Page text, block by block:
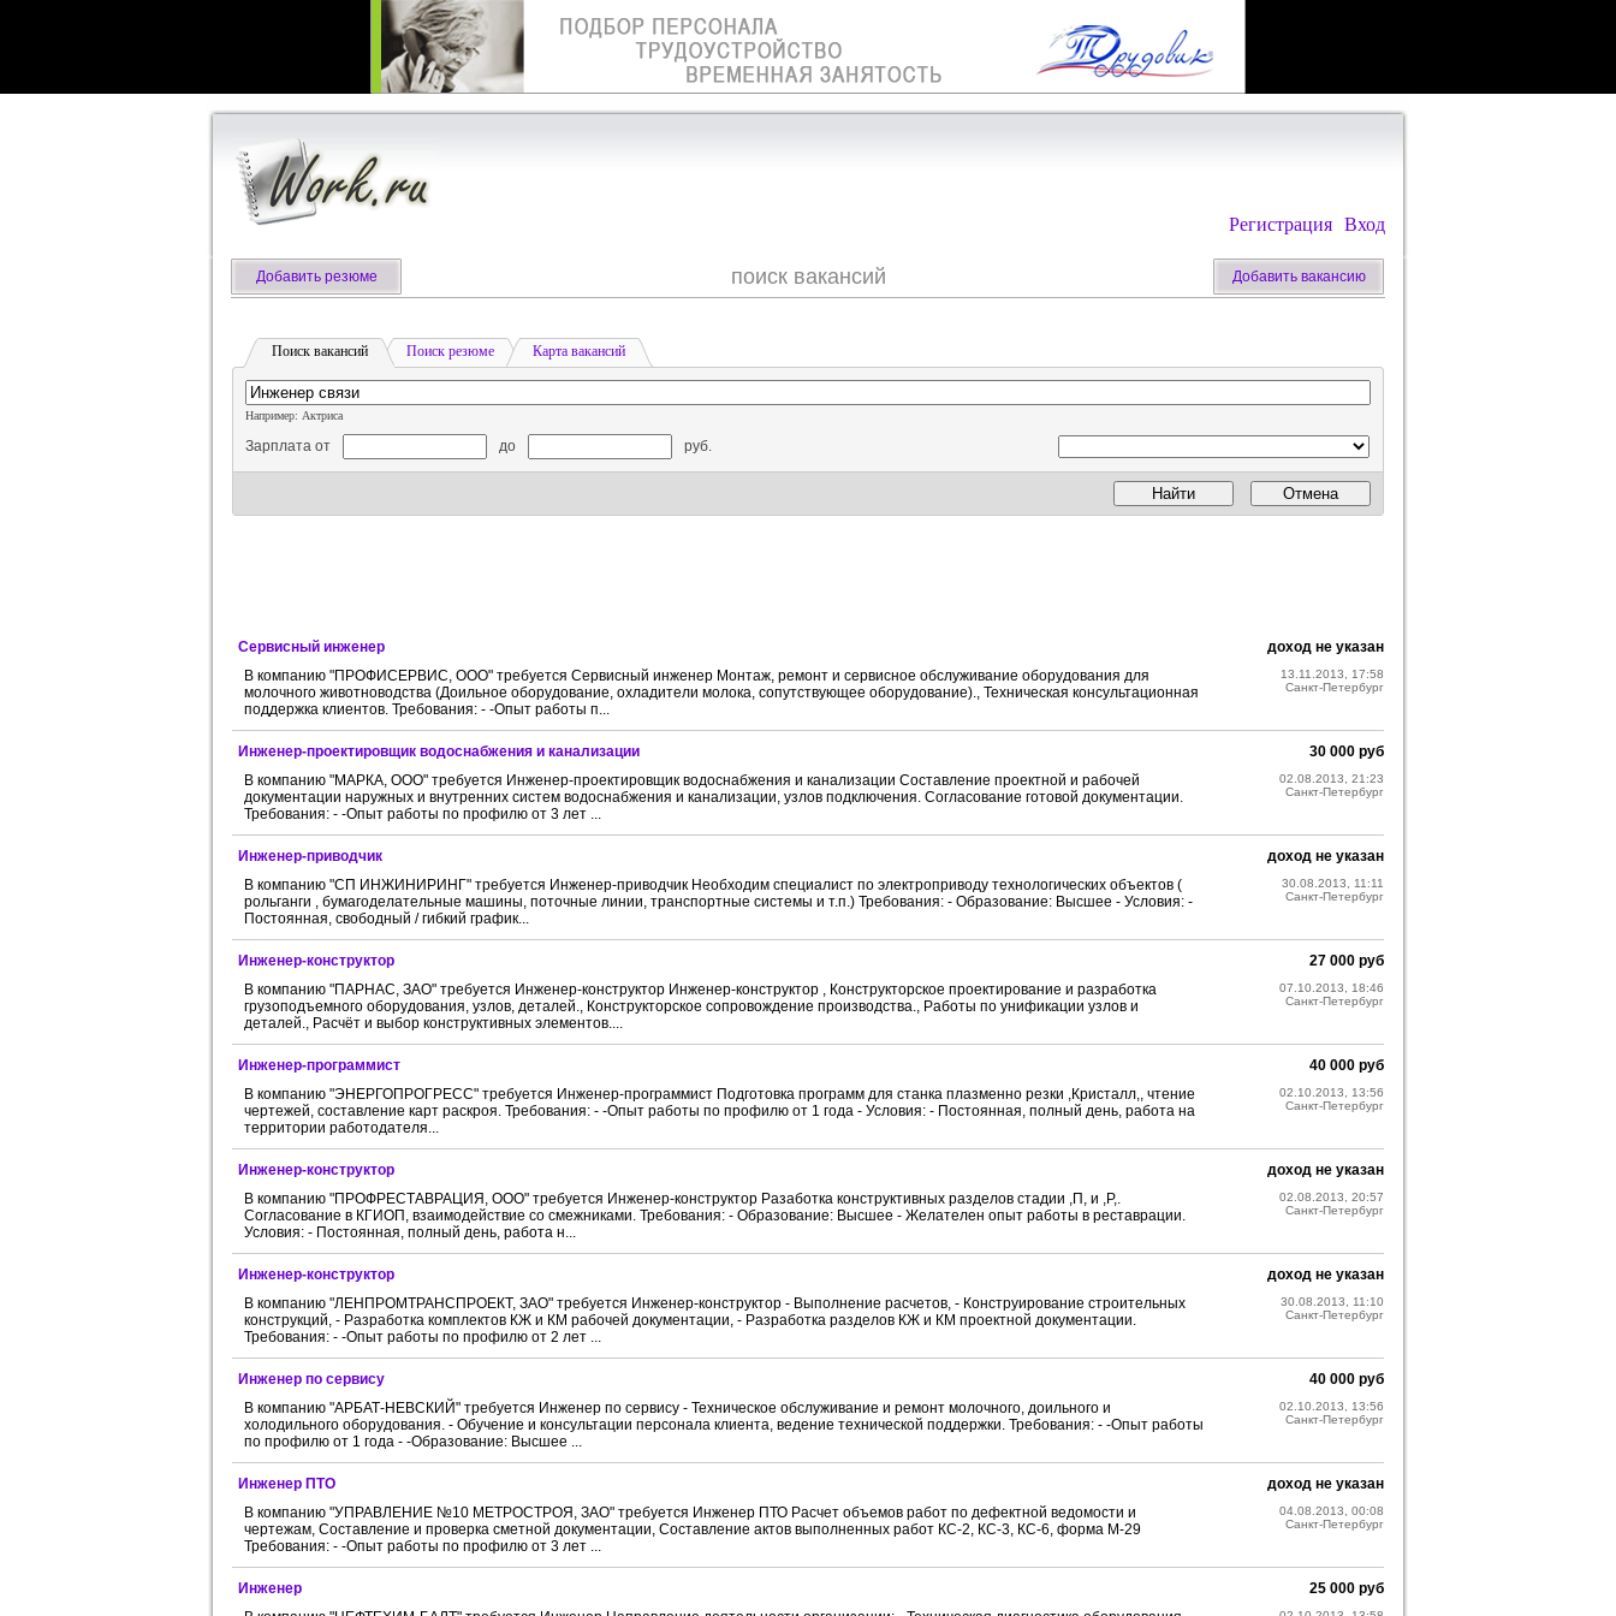
Добавить резюме поиск вакансий Добавить вакансию
Вход
Регистрация
Поиск вакансий Поиск резюме Карта вакансий
Например: Актриса
Зарплата от до руб.
Сервисный инженер
В компанию "ПРОФИСЕРВИС, ООО" требуется Сервисный инженер Монтаж, ремонт и сервисное обслуживание оборудования для
молочного животноводства (Доильное оборудование, охладители молока, сопутствующее оборудование)., Техническая консультационная
поддержка клиентов. Требования: - -Опыт работы п...
доход не указан
13.11.2013, 17:58
Санкт-Петербург
Инженер-проектировщик водоснабжения и канализации
В компанию "МАРКА, ООО" требуется Инженер-проектировщик водоснабжения и канализации Составление проектной и рабочей
документации наружных и внутренних систем водоснабжения и канализации, узлов подключения. Согласование готовой документации.
Требования: - -Опыт работы по профилю от 3 лет ...
30 000 руб
02.08.2013, 21:23
Санкт-Петербург
Инженер-приводчик
В компанию "СП ИНЖИНИРИНГ" требуется Инженер-приводчик Необходим специалист по электроприводу технологических объектов (
рольганги , бумагоделательные машины, поточные линии, транспортные системы и т.п.) Требования: - Образование: Высшее - Условия: -
Постоянная, свободный / гибкий график...
доход не указан
30.08.2013, 11:11
Санкт-Петербург
Инженер-конструктор
В компанию "ПАРНАС, ЗАО" требуется Инженер-конструктор Инженер-конструктор , Конструкторское проектирование и разработка
грузоподъемного оборудования, узлов, деталей., Конструкторское сопровождение производства., Работы по унификации узлов и
деталей., Расчёт и выбор конструктивных элементов....
27 000 руб
07.10.2013, 18:46
Санкт-Петербург
Инженер-программист
В компанию "ЭНЕРГОПРОГРЕСС" требуется Инженер-программист Подготовка программ для станка плазменно резки ,Кристалл,, чтение
чертежей, составление карт раскроя. Требования: - -Опыт работы по профилю от 1 года - Условия: - Постоянная, полный день, работа на
территории работодателя...
40 000 руб
02.10.2013, 13:56
Санкт-Петербург
Инженер-конструктор
В компанию "ПРОФРЕСТАВРАЦИЯ, ООО" требуется Инженер-конструктор Разаботка конструктивных разделов стадии ,П, и ,Р,.
Согласование в КГИОП, взаимодействие со смежниками. Требования: - Образование: Высшее - Желателен опыт работы в реставрации.
Условия: - Постоянная, полный день, работа н...
доход не указан
02.08.2013, 20:57
Санкт-Петербург
Инженер-конструктор
В компанию "ЛЕНПРОМТРАНСПРОЕКТ, ЗАО" требуется Инженер-конструктор - Выполнение расчетов, - Конструирование строительных
конструкций, - Разработка комплектов КЖ и КМ рабочей документации, - Разработка разделов КЖ и КМ проектной документации.
Требования: - -Опыт работы по профилю от 2 лет ...
доход не указан
30.08.2013, 11:10
Санкт-Петербург
Инженер по сервису
В компанию "АРБАТ-НЕВСКИЙ" требуется Инженер по сервису - Техническое обслуживание и ремонт молочного, доильного и
холодильного оборудования. - Обучение и консультации персонала клиента, ведение технической поддержки. Требования: - -Опыт работы
по профилю от 1 года - -Образование: Высшее ...
40 000 руб
02.10.2013, 13:56
Санкт-Петербург
Инженер ПТО
В компанию "УПРАВЛЕНИЕ №10 МЕТРОСТРОЯ, ЗАО" требуется Инженер ПТО Расчет объемов работ по дефектной ведомости и
чертежам, Составление и проверка сметной документации, Составление актов выполненных работ КС-2, КС-3, КС-6, форма М-29
Требования: - -Опыт работы по профилю от 3 лет ...
доход не указан
04.08.2013, 00:08
Санкт-Петербург
Инженер
25 000 руб